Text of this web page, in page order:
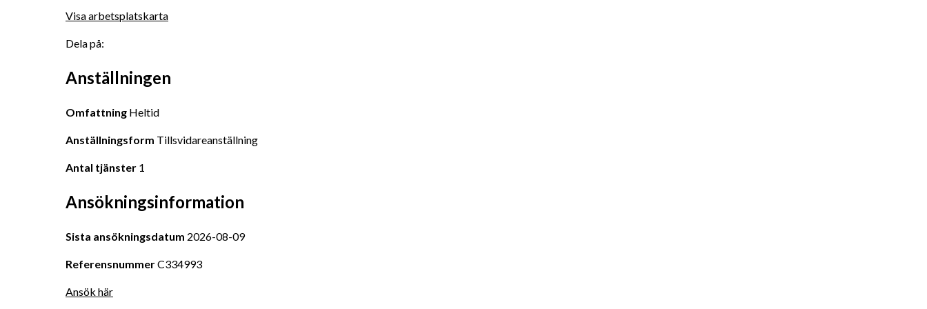
Visa arbetsplatskarta
Dela på:
Anställningen
Omfattning Heltid
Anställningsform Tillsvidareanställning
Antal tjänster 1
Ansökningsinformation
Sista ansökningsdatum 2026-08-09
Referensnummer C334993
Ansök här